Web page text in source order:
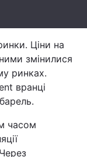
Ціни на
змінилися
ринках.
вранці
часом